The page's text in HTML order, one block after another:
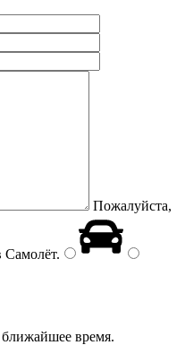
Пожалуйста,
Самолёт.
время.